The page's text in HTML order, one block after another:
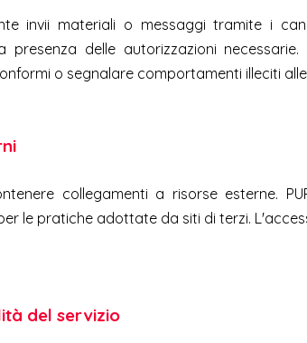
invii materiali o messaggi tramite i
presenza delle autorizzazioni
o segnalare comportamenti illeciti
collegamenti a risorse esterne.
le pratiche adottate da siti di terzi.
del servizio